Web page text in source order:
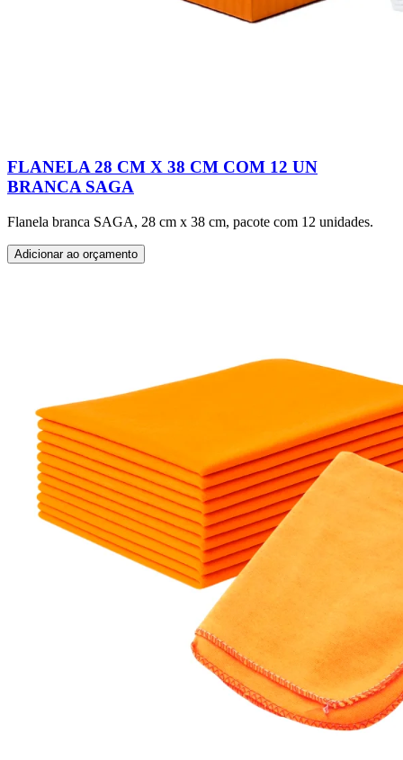
FLANELA 28 CM X 38 CM COM 12 UN
BRANCA SAGA
Flanela branca SAGA, 28 cm x 38 cm, pacote com 12 unidades.
Adicionar ao orçamento